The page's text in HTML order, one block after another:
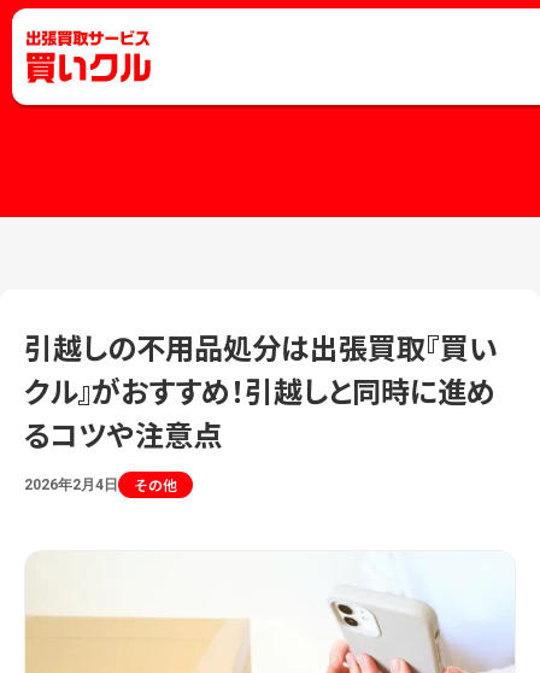
引越しの不用品処分は出張買取『買い
クル』がおすすめ！引越しと同時に進め
るコツや注意点
2026年2月4日 その他